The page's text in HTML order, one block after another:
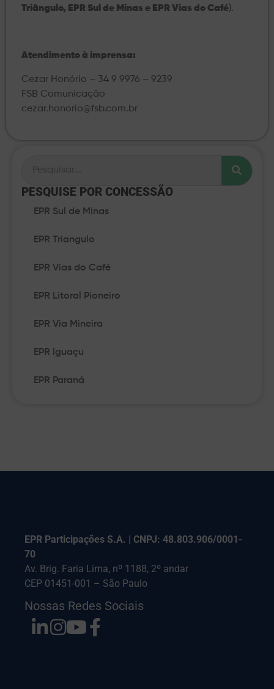
PESQUISE POR CONCESSÃO​
EPR Sul de Minas
EPR Triangulo
EPR Vias do Café
EPR Litoral Pioneiro
EPR Via Mineira
EPR Iguaçu
EPR Paraná
Triângulo, EPR Sul de Minas e EPR Vias do Café).
Atendimento à imprensa:
Cezar Honório – 34 9 9976 – 9239
FSB Comunicação
cezar.honorio@fsb.com.br
EPR Participações S.A. | CNPJ: 48.803.906/0001-
70
Av. Brig. Faria Lima, nº 1188, 2º andar
CEP 01451-001 – São Paulo
Nossas Redes Sociais